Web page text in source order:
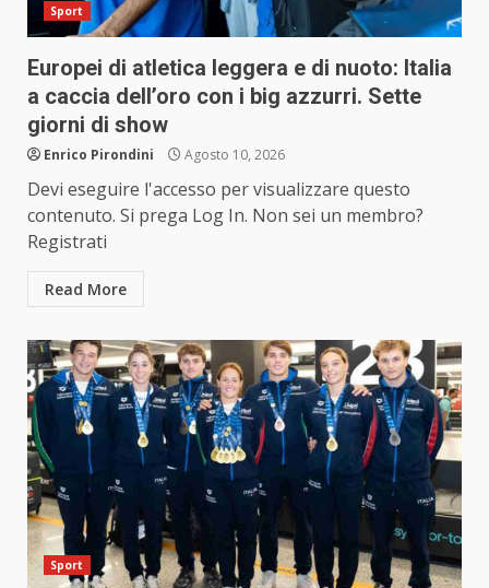
Sport
Europei di atletica leggera e di nuoto: Italia
a caccia dell’oro con i big azzurri. Sette
giorni di show
Enrico Pirondini Agosto 10, 2026
Devi eseguire l'accesso per visualizzare questo
contenuto. Si prega Log In. Non sei un membro?
Registrati
Read More
Sport